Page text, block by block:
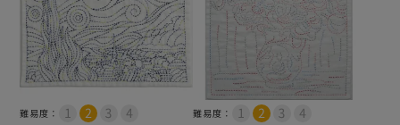
難易度： 難易度：